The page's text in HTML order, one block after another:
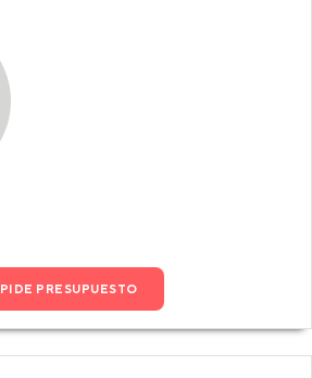
PIDE PRESUPUESTO